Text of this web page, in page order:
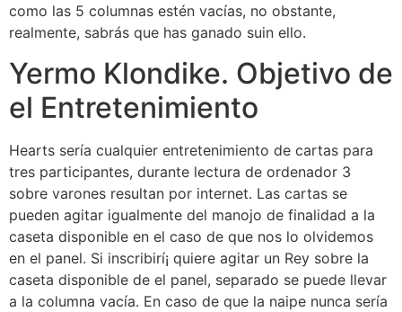
como las 5 columnas estén vacías, no obstante,
realmente, sabrás que has ganado suin ello.
Yermo Klondike. Objetivo de
el Entretenimiento
Hearts serí­a cualquier entretenimiento de cartas para
tres participantes, durante lectura de ordenador 3
sobre varones resultan por internet. Las cartas se
pueden agitar igualmente del manojo de finalidad a la
caseta disponible en el caso de que nos lo olvidemos
en el panel. Si inscribirí¡ quiere agitar un Rey sobre la
caseta disponible de el panel, separado se puede llevar
a la columna vacía. En caso de que la naipe nunca serí­a